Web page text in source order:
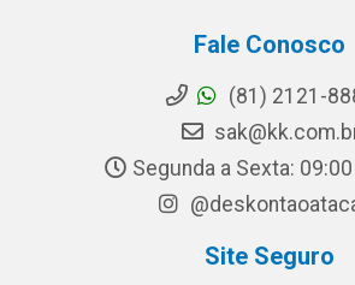
Fale Conosco
(81) 2121-
Segunda a Sexta:
Site Seguro